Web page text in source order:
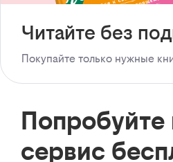
Читайте без
Покупайте только нужные
Попробуйте
сервис